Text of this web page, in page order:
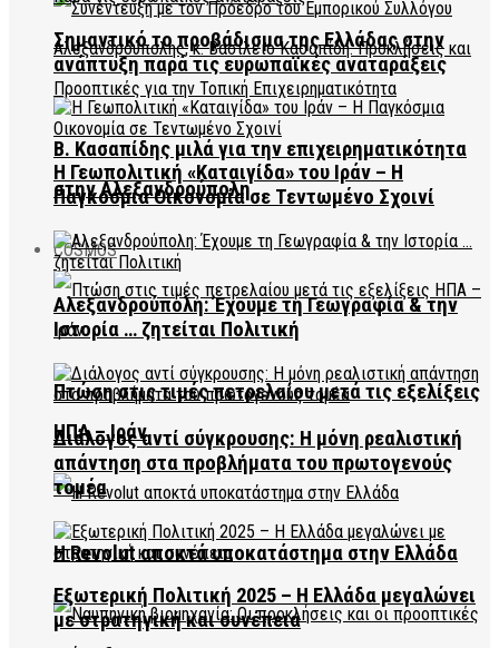
Β. Κασαπίδης μιλά για την επιχειρηματικότητα
στην Αλεξανδρούπολη
COSMOS
Πτώση στις τιμές πετρελαίου μετά τις εξελίξεις
ΗΠΑ – Ιράν
Η Revolut αποκτά υποκατάστημα στην Ελλάδα
Σημαντικό το προβάδισμα της Ελλάδας στην
ανάπτυξη παρά τις ευρωπαϊκές αναταράξεις
Η Γεωπολιτική «Καταιγίδα» του Ιράν – Η
Παγκόσμια Οικονομία σε Τεντωμένο Σχοινί
Αλεξανδρούπολη: Έχουμε τη Γεωγραφία & την
Ιστορία … ζητείται Πολιτική
Διάλογος αντί σύγκρουσης: Η μόνη ρεαλιστική
απάντηση στα προβλήματα του πρωτογενούς
τομέα
Εξωτερική Πολιτική 2025 – Η Ελλάδα μεγαλώνει
με στρατηγική και συνέπεια